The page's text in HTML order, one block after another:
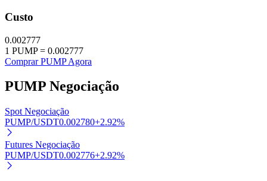
Aprenda a apostar
Aprenda como ganhar renda passiva
Custo
0.002777
1 PUMP= 0.002777
Comprar PUMP Agora
PUMP Negociação
Spot Negociação
PUMP/USDT0.002780+2.92%
Futures Negociação
PUMP/USDT0.002776+2.92%